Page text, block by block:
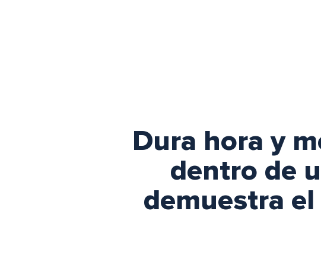
Dura hora y
dentro de
demuestra